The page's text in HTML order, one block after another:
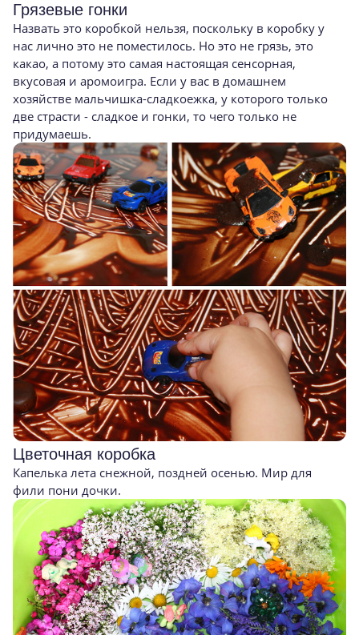
Грязевые гонки
Назвать это коробкой нельзя, поскольку в коробку у
нас лично это не поместилось. Но это не грязь, это
какао, а потому это самая настоящая сенсорная,
вкусовая и аромоигра. Если у вас в домашнем
хозяйстве мальчишка-сладкоежка, у которого только
две страсти - сладкое и гонки, то чего только не
придумаешь.
Цветочная коробка
Капелька лета снежной, поздней осенью. Мир для
фили пони дочки.